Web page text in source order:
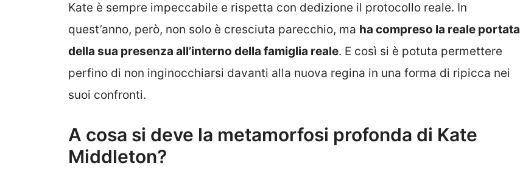
Kate è sempre impeccabile e rispetta con dedizione il protocollo reale. In
quest’anno, però, non solo è cresciuta parecchio, ma ha compreso la reale portata
della sua presenza all’interno della famiglia reale. E così si è potuta permettere
perfino di non inginocchiarsi davanti alla nuova regina in una forma di ripicca nei
suoi confronti.
A cosa si deve la metamorfosi profonda di Kate
Middleton?